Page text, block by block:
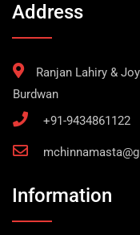
Address
Ranjan Lahiry &
Burdwan
+91-9434861122
Information